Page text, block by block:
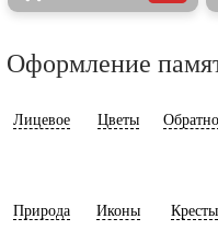
Оформление
Лицевое Цветы
Природа Иконы Кресты